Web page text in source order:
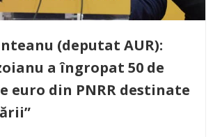
(deputat AUR):
a îngropat 50 de
euro din PNRR destinate